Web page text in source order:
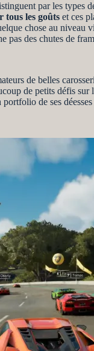
par les types
tous les goûts et ces
chose au niveau
pas des chutes de
de belles
de petits défis
de ses